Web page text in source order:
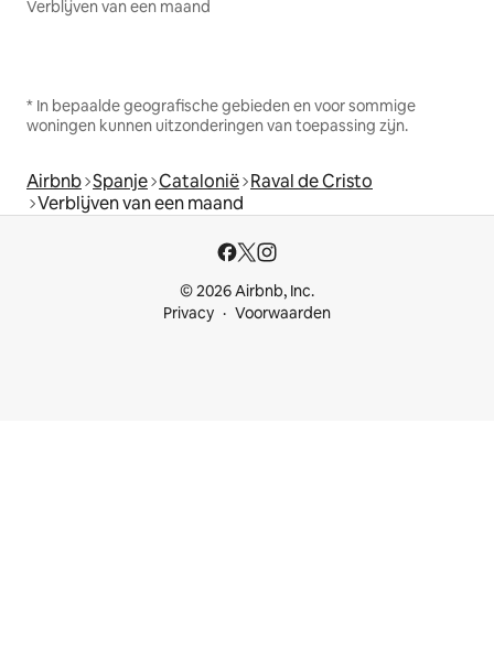
Verblijven van een maand
* In bepaalde geografische gebieden en voor sommige
woningen kunnen uitzonderingen van toepassing zijn.
Airbnb Spanje Catalonië Raval de Cristo
Verblijven van een maand
© 2026 Airbnb, Inc.
Privacy
Voorwaarden